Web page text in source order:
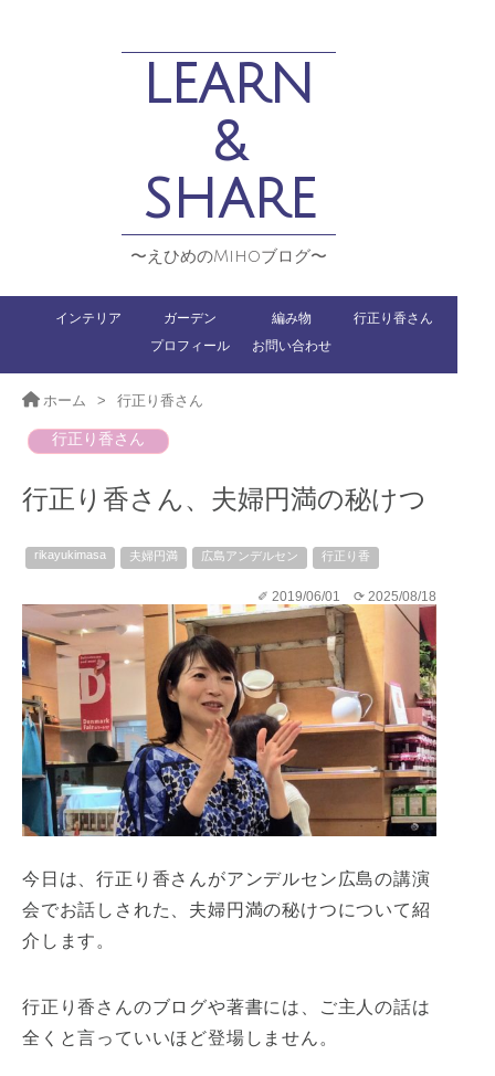
LEARN
&
SHARE
〜えひめのMihoブログ〜
インテリア ガーデン 編み物
行正り香さん
プロフィール
お問い合わせ
ホーム > 行正り香さん
行正り香さん
行正り香さん、夫婦円満の秘けつ
rikayukimasa 夫婦円満 広島アンデルセン 行正り香
✐ 2019/06/01 ⟳ 2025/08/18
今日は、行正り香さんがアンデルセン広島の講演
会でお話しされた、夫婦円満の秘けつについて紹
介します。
行正り香さんのブログや著書には、ご主人の話は
全くと言っていいほど登場しません。